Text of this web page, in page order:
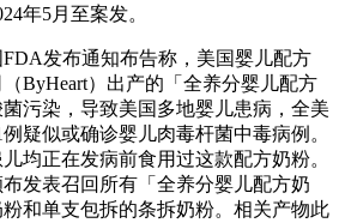
年5月至案发。
发布通知布告称，美国婴儿配方
ByHeart）出产的「全养分婴儿配方
污染，导致美国多地婴儿患病，全美
疑似或确诊婴儿肉毒杆菌中毒病例。
均正在发病前食用过这款配方奶粉。
发表召回所有「全养分婴儿配方奶
和单支包拆的条拆奶粉。相关产物此